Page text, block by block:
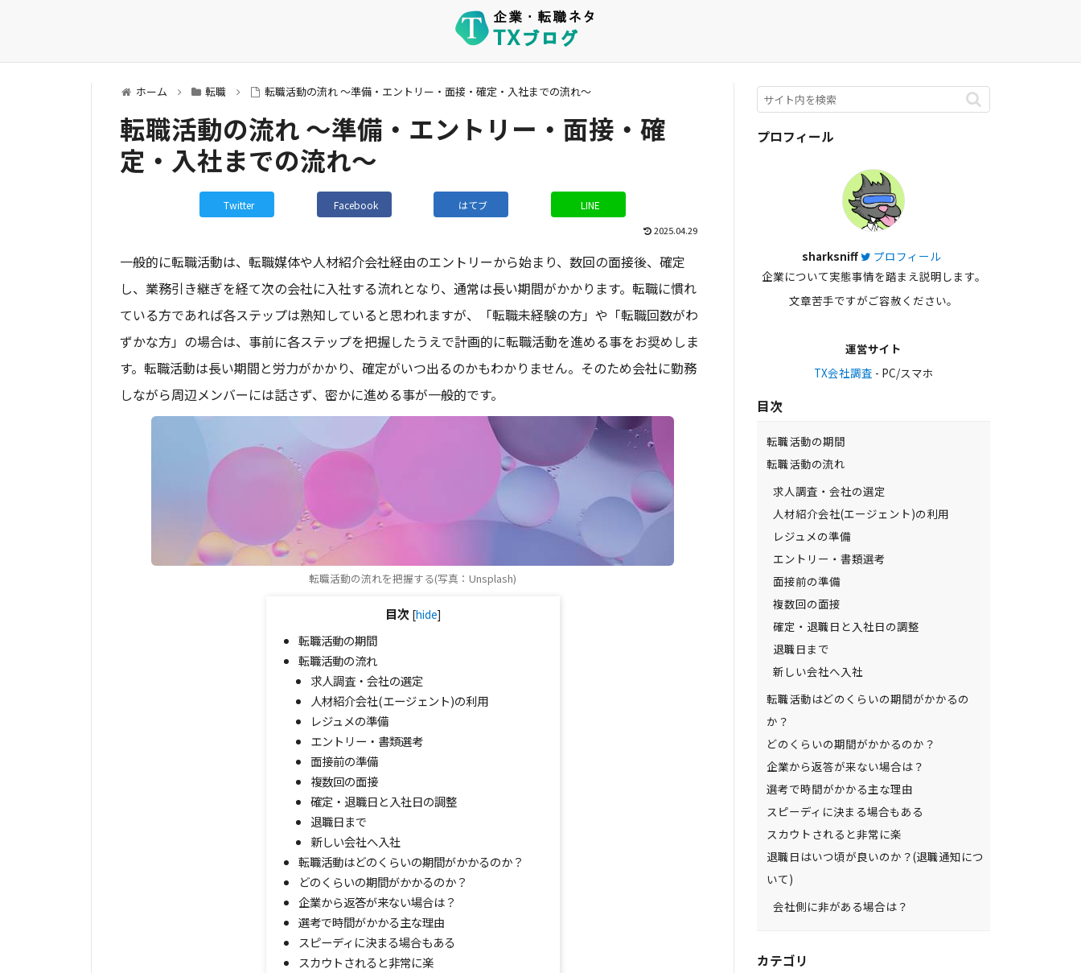
ホーム 転職 転職活動の流れ ～準備・エントリー・面接・確定・入社までの流れ～
転職活動の流れ ～準備・エントリー・面接・確
定・入社までの流れ～
Twitter Facebook はてブ LINE
2025.04.29
一般的に転職活動は、転職媒体や人材紹介会社経由のエントリーから始まり、数回の面接後、確定
し、業務引き継ぎを経て次の会社に入社する流れとなり、通常は長い期間がかかります。転職に慣れ
ている方であれば各ステップは熟知していると思われますが、「転職未経験の方」や「転職回数がわ
ずかな方」の場合は、事前に各ステップを把握したうえで計画的に転職活動を進める事をお奨めしま
す。転職活動は長い期間と労力がかかり、確定がいつ出るのかもわかりません。そのため会社に勤務
しながら周辺メンバーには話さず、密かに進める事が一般的です。
転職活動の流れを把握する(写真：Unsplash)
目次 [hide]
転職活動の期間
転職活動の流れ
求人調査・会社の選定
人材紹介会社(エージェント)の利用
レジュメの準備
エントリー・書類選考
面接前の準備
複数回の面接
確定・退職日と入社日の調整
退職日まで
新しい会社へ入社
転職活動はどのくらいの期間がかかるのか？
どのくらいの期間がかかるのか？
企業から返答が来ない場合は？
選考で時間がかかる主な理由
スピーディに決まる場合もある
スカウトされると非常に楽
プロフィール
sharksniff
プロフィール
企業について実態事情を踏まえ説明します。
文章苦手ですがご容赦ください。
運営サイト
TX会社調査 - PC/スマホ
目次
転職活動の期間
転職活動の流れ
求人調査・会社の選定
人材紹介会社(エージェント)の利用
レジュメの準備
エントリー・書類選考
面接前の準備
複数回の面接
確定・退職日と入社日の調整
退職日まで
新しい会社へ入社
転職活動はどのくらいの期間がかかるの
か？
どのくらいの期間がかかるのか？
企業から返答が来ない場合は？
選考で時間がかかる主な理由
スピーディに決まる場合もある
スカウトされると非常に楽
退職日はいつ頃が良いのか？(退職通知につ
いて)
会社側に非がある場合は？
カテゴリ